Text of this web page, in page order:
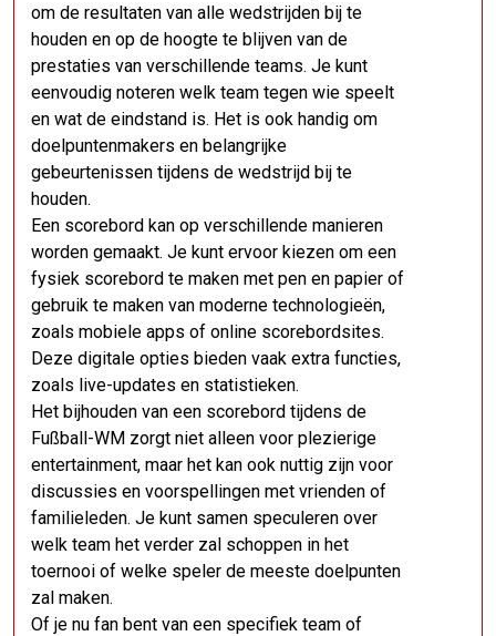
om de resultaten van alle wedstrijden bij te
houden en op de hoogte te blijven van de
prestaties van verschillende teams. Je kunt
eenvoudig noteren welk team tegen wie speelt
en wat de eindstand is. Het is ook handig om
doelpuntenmakers en belangrijke
gebeurtenissen tijdens de wedstrijd bij te
houden.
Een scorebord kan op verschillende manieren
worden gemaakt. Je kunt ervoor kiezen om een ​​
fysiek scorebord te maken met pen en papier of
gebruik te maken van moderne technologieën,
zoals mobiele apps of online scorebordsites.
Deze digitale opties bieden vaak extra functies,
zoals live-updates en statistieken.
Het bijhouden van een scorebord tijdens de
Fußball-WM zorgt niet alleen voor plezierige
entertainment, maar het kan ook nuttig zijn voor
discussies en voorspellingen met vrienden of
familieleden. Je kunt samen speculeren over
welk team het verder zal schoppen in het
toernooi of welke speler de meeste doelpunten
zal maken.
Of je nu fan bent van een specifiek team of